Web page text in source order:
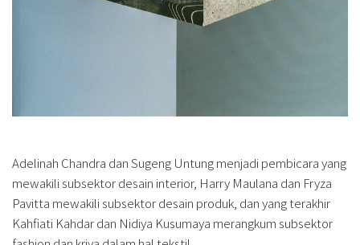
Adelinah Chandra dan Sugeng Untung menjadi pembicara yang
mewakili subsektor desain interior, Harry Maulana dan Fryza
Pavitta mewakili subsektor desain produk, dan yang terakhir
Kahfiati Kahdar dan Nidiya Kusumaya merangkum subsektor